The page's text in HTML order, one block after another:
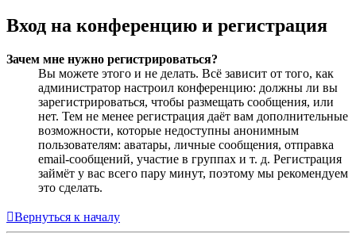
Вход на конференцию и регистрация
Зачем мне нужно регистрироваться?
Вы можете этого и не делать. Всё зависит от того, как
администратор настроил конференцию: должны ли вы
зарегистрироваться, чтобы размещать сообщения, или
нет. Тем не менее регистрация даёт вам дополнительные
возможности, которые недоступны анонимным
пользователям: аватары, личные сообщения, отправка
email-сообщений, участие в группах и т. д. Регистрация
займёт у вас всего пару минут, поэтому мы рекомендуем
это сделать.
Вернуться к началу